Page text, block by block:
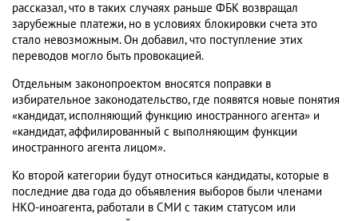
рассказал, что в таких случаях раньше ФБК возвращал
зарубежные платежи, но в условиях блокировки счета это
стало невозможным. Он добавил, что поступление этих
переводов могло быть провокацией.
Отдельным законопроектом вносятся поправки в
избирательное законодательство, где появятся новые понятия
«кандидат, исполняющий функцию иностранного агента» и
«кандидат, аффилированный с выполняющим функции
иностранного агента лицом».
Ко второй категории будут относиться кандидаты, которые в
последние два года до объявления выборов были членами
НКО-иноагента, работали в СМИ с таким статусом или